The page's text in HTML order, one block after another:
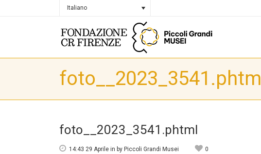
Italiano
foto__2023_3541.phtml
foto__2023_3541.phtml
14:43 29 Aprile in by Piccoli Grandi Musei 0